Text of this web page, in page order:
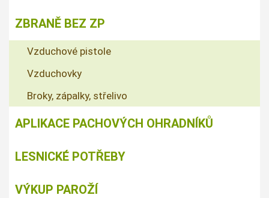
ZBRANĚ BEZ ZP
Vzduchové pistole
Vzduchovky
Broky, zápalky, střelivo
APLIKACE PACHOVÝCH OHRADNÍKŮ
LESNICKÉ POTŘEBY
VÝKUP PAROŽÍ